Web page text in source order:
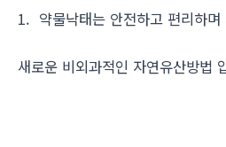
1. 약물낙태는 안전하고 편리하며
새로운 비외과적인 자연유산방법